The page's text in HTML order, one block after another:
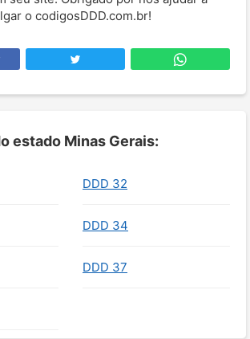
o codigosDDD.com.br!
estado Minas Gerais:
DDD 32
DDD 34
DDD 37